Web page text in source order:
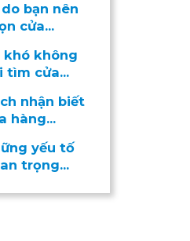
bạn nên
cửa...
khó không
tìm cửa...
nhận biết
hàng...
yếu tố
trọng...